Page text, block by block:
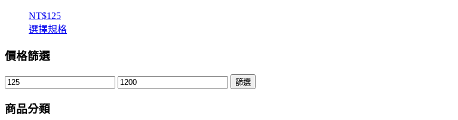
NT$125
選擇規格
價格篩選
篩選
商品分類